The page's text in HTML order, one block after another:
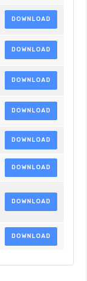
DOWNLOAD
DOWNLOAD
DOWNLOAD
DOWNLOAD
DOWNLOAD
DOWNLOAD
DOWNLOAD
DOWNLOAD